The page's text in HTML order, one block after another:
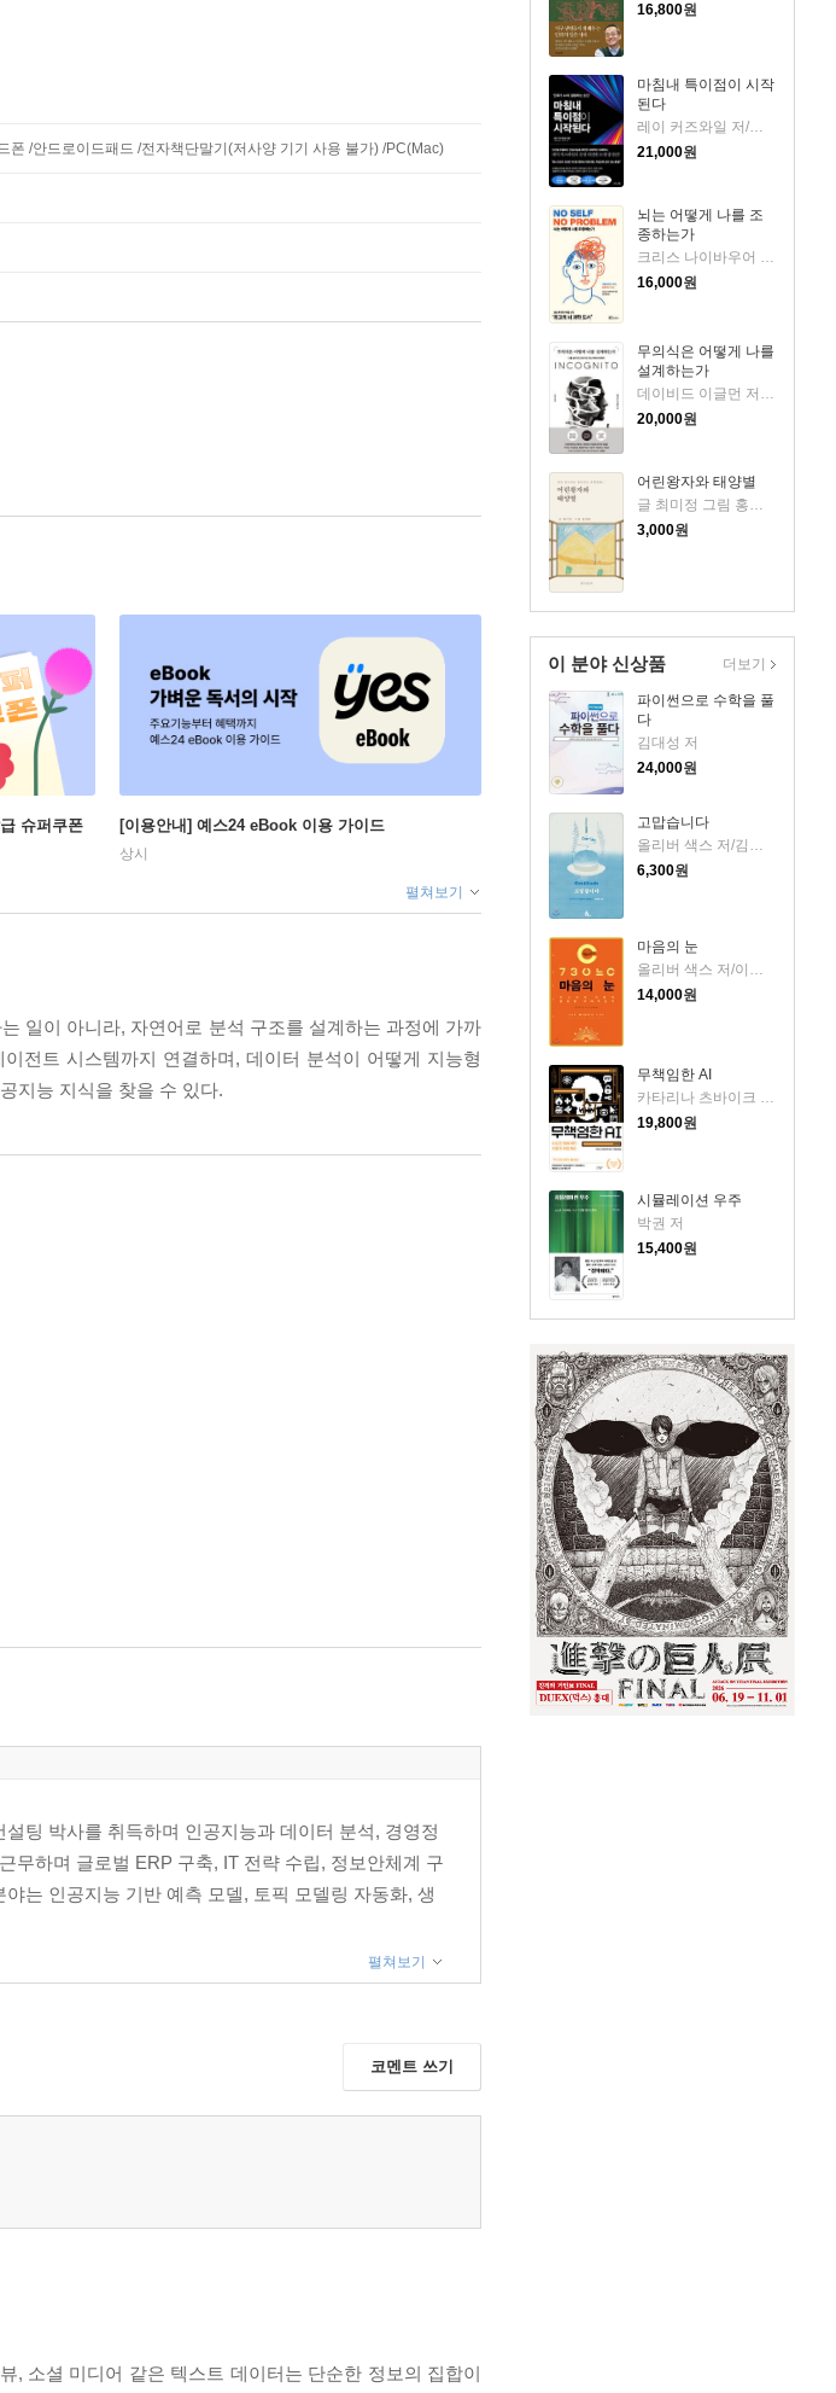
16,800원
마침내 특이점이 시작
된다
21,000원
뇌는 어떻게 나를 조
종하는가
크리스 나이바우어 저/김윤종 역
16,000원
무의식은 어떻게 나를
설계하는가
20,000원
어린왕자와 태양별
글 최미정 그림 홍예림 저
3,000원
이 분야 신상품
파이썬으로 수학을 풀
다
김대성 저
24,000원
고맙습니다
올리버 색스 저/김명남 역
6,300원
마음의 눈
14,000원
무책임한 AI
카타리나 츠바이크 저/유영미 역
19,800원
시뮬레이션 우주
박권 저
15,400원
더보기
/안드로이드패드 /전자책단말기(저사양 기기 사용 불가) /PC(Mac)
슈퍼쿠폰 [이용안내] 예스24 eBook 이용 가이드
상시
펼쳐보기
일이 아니라, 자연어로 분석 구조를 설계하는 과정에 가까
전트 시스템까지 연결하며, 데이터 분석이 어떻게 지능형
지능 지식을 찾을 수 있다.
팅 박사를 취득하며 인공지능과 데이터 분석, 경영정
무하며 글로벌 ERP 구축, IT 전략 수립, 정보안체계 구
는 인공지능 기반 예측 모델, 토픽 모델링 자동화, 생
펼쳐보기
코멘트 쓰기
, 소셜 미디어 같은 텍스트 데이터는 단순한 정보의 집합이